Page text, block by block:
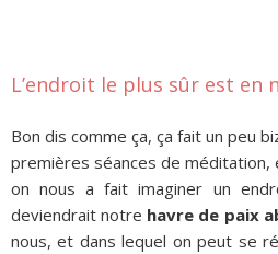
L’endroit le plus sûr est en
Bon dis comme ça, ça fait un peu
premières séances de
on nous a fait imaginer un
deviendrait notre havre de paix
nous, et dans lequel on peut se